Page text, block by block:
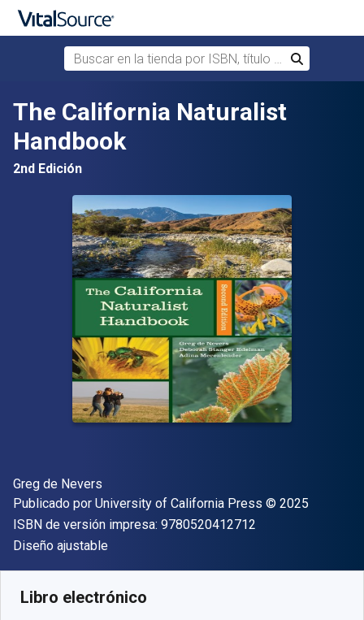
Saltar al contenido principal
Buscar en la tienda por ISBN, título o autor
Buscar
The California Naturalist
Handbook
2nd Edición
Autor(es)
Greg de Nevers
Editor
Publicado por University of California Press Copyright
© 2025
ISBN de versión impresa: 9780520412712
Formato
Diseño ajustable
Libro electrónico